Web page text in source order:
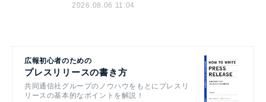
2026.08.06 11:04
広報初心者のための
プレスリリースの書き方
共同通信社グループのノウハウをもとにプレスリ
リースの基本的なポイントを解説！